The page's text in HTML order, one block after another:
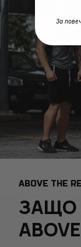
ABOVE THE
ЗАЩО
За